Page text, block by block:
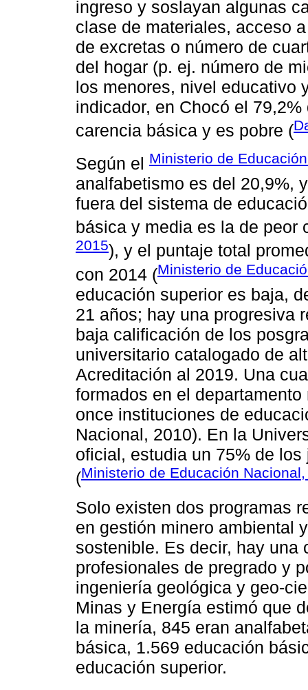
ingreso y soslayan algunas
clase de materiales, acceso
de excretas o número de
del hogar (p. ej. número de
los menores, nivel educativo
indicador, en Chocó el
carencia básica y es pobre (
Según el Ministerio de
analfabetismo es del 20,9%,
fuera del sistema de
básica y media es la de peor
2015), y el puntaje total
con 2014 (Ministerio de
educación superior es baja,
21 años; hay una progresiva
baja calificación de los
universitario catalogado de
Acreditación al 2019. Una
formados en el
once instituciones de
Nacional, 2010). En la
oficial, estudia un 75% de
(Ministerio de Educación
Solo existen dos programas
en gestión minero ambiental
sostenible. Es decir, hay una
profesionales de pregrado y
ingeniería geológica y geo-
Minas y Energía estimó que
la minería, 845 eran
básica, 1.569 educación
educación superior.